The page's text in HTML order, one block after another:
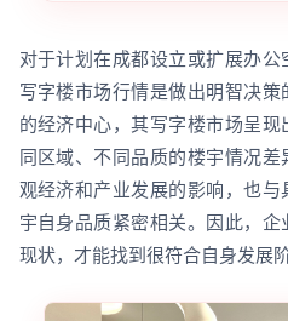
对于计划在成都设立或扩展办
写字楼市场行情是做出明智决
的经济中心，其写字楼市场呈
同区域、不同品质的楼宇情况
观经济和产业发展的影响，也
宇自身品质紧密相关。因此，
现状，才能找到很符合自身发展